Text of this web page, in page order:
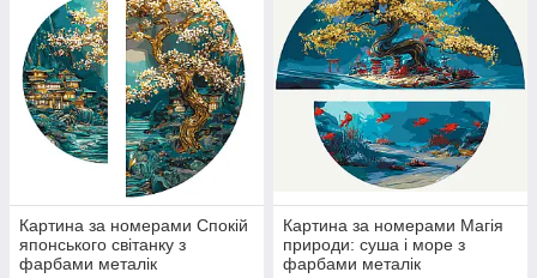
Картина за номерами Спокій
японського світанку з
фарбами металік
Картина за номерами Магія
природи: суша і море з
фарбами металік